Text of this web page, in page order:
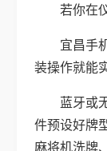
若你在
宜昌手
装操作就能
蓝牙或
件预设好牌
麻将机洗牌